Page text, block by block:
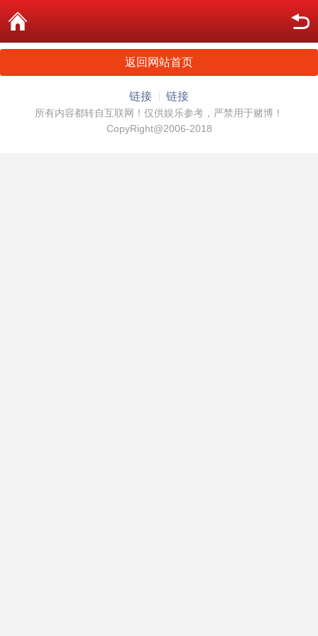
返回网站首页
链接 链接
所有内容都转自互联网！仅供娱乐参考，严禁用于赌博！
CopyRight@2006-2018